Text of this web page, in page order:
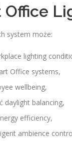
system może:
lighting
Office systems,
wellbeing,
daylight balancing,
efficiency,
ambience